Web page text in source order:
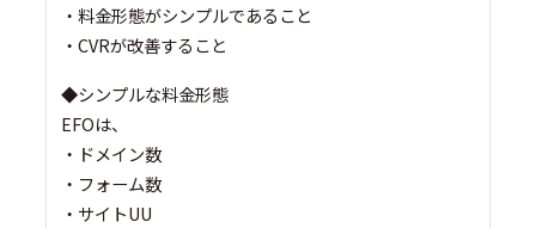
・料金形態がシンプルであること
・CVRが改善すること
◆シンプルな料金形態
EFOは、
・ドメイン数
・フォーム数
・サイトUU